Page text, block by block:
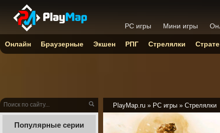
PlayMap.ru » PC игры » Стрелялки
Популярные серии
PC игры Мини игры
Онлайн Браузерные Экшен РПГ Стрелялки